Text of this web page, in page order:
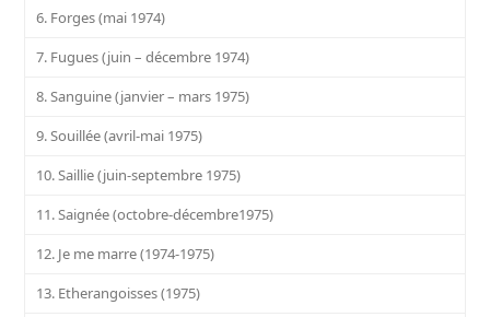
6. Forges (mai 1974)
7. Fugues (juin – décembre 1974)
8. Sanguine (janvier – mars 1975)
9. Souillée (avril-mai 1975)
10. Saillie (juin-septembre 1975)
11. Saignée (octobre-décembre1975)
12. Je me marre (1974-1975)
13. Etherangoisses (1975)